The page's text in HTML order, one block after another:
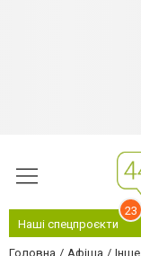
Наші спецпроєкти
23
Головна Афіша Інше